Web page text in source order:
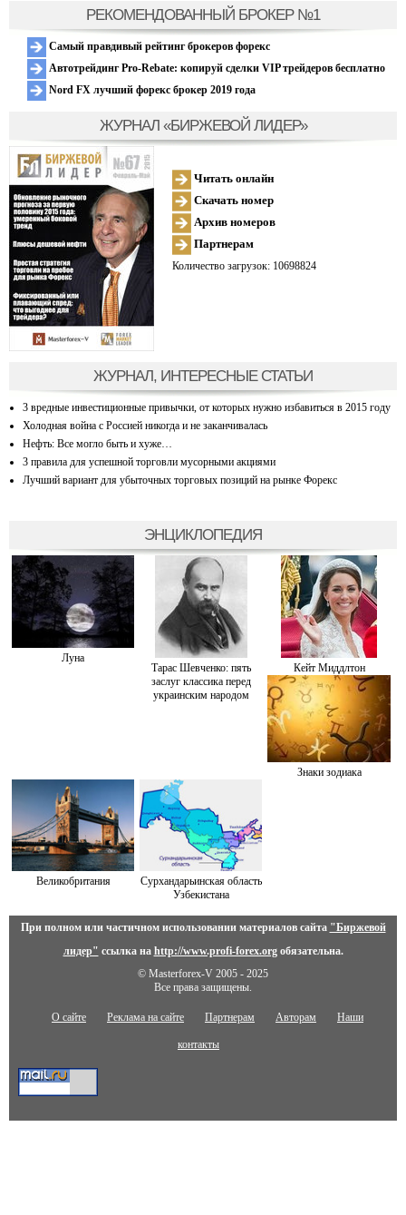
РЕКОМЕНДОВАННЫЙ БРОКЕР №1
Самый правдивый рейтинг брокеров форекс
Автотрейдинг Pro-Rebate: копируй сделки VIP трейдеров бесплатно
Nord FX лучший форекс брокер 2019 года
ЖУРНАЛ «БИРЖЕВОЙ ЛИДЕР»
Читать онлайн
Скачать номер
Архив номеров
Партнерам
Количество загрузок: 10698824
ЖУРНАЛ, ИНТЕРЕСНЫЕ СТАТЬИ
3 вредные инвестиционные привычки, от которых нужно избавиться в 2015 году
Холодная война с Россией никогда и не заканчивалась
Нефть: Все могло быть и хуже…
3 правила для успешной торговли мусорными акциями
Лучший вариант для убыточных торговых позиций на рынке Форекс
ЭНЦИКЛОПЕДИЯ
Луна
Тарас Шевченко: пять
заслуг классика перед
украинским народом
Кейт Миддлтон
Знаки зодиака
Великобритания
Сурхандарьинская область
Узбекистана
При полном или частичном использовании материалов сайта "Биржевой
лидер" ссылка на http://www.profi-forex.orgобязательна.
© Masterforex-V 2005 - 2025
Все права защищены.
О сайте Реклама на сайте Партнерам Авторам Наши
контакты